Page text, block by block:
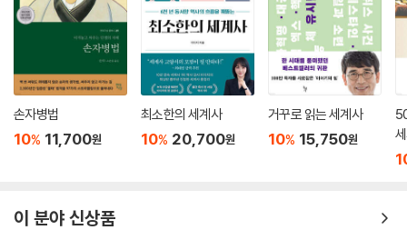
--- 「인도의 마력」 중에서
손자병법
10% 11,700원
최소한의 세계사
10% 20,700원
거꾸로 읽는 세계사
10% 15,750원
이 분야 신상품